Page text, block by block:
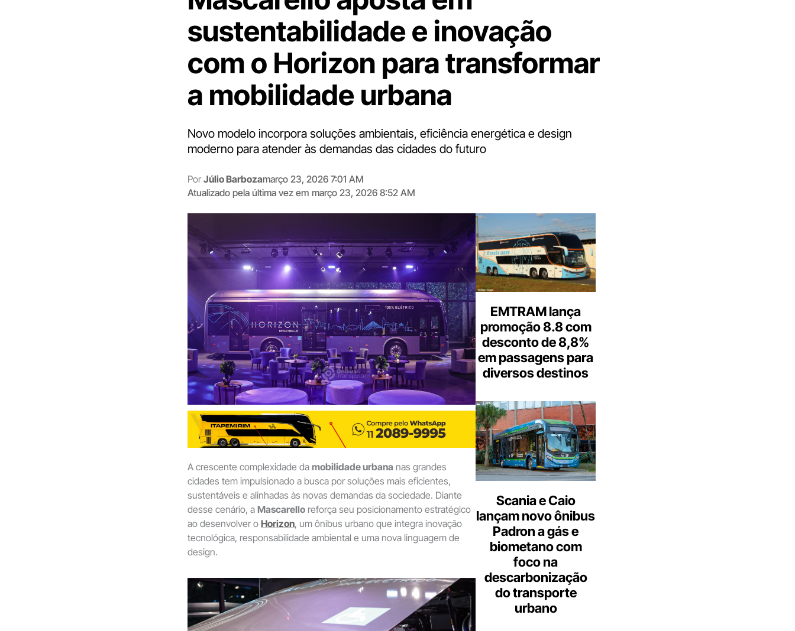
sustentabilidade e inovação
com o Horizon para transformar
a mobilidade urbana
Novo modelo incorpora soluções ambientais, eficiência energética e design
moderno para atender às demandas das cidades do futuro
Por Júlio Barbozamarço 23, 2026 7:01 AM
Atualizado pela última vez em março 23, 2026 8:52 AM
A crescente complexidade da mobilidade urbana nas grandes
cidades tem impulsionado a busca por soluções mais eficientes,
sustentáveis e alinhadas às novas demandas da sociedade. Diante
desse cenário, a Mascarello reforça seu posicionamento estratégico
ao desenvolver o Horizon, um ônibus urbano que integra inovação
tecnológica, responsabilidade ambiental e uma nova linguagem de
design.
EMTRAM lança
promoção 8.8 com
desconto de 8,8%
em passagens para
diversos destinos
Scania e Caio
lançam novo ônibus
Padron a gás e
biometano com
foco na
descarbonização
do transporte
urbano
Digite
aqui
o
seu
e-
mail